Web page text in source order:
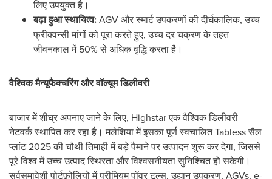
लिए उपयुक्त है।
बढ़ा हुआ स्थायित्व:AGV और स्मार्ट उपकरणों की दीर्घकालिक, उच्च
फ्रीक्वन्सी मांगों को पूरा करते हुए, उच्च दर चक्रण के तहत
जीवनकाल में 50% से अधिक वृद्धि करता है।
वैश्विक मैन्यूफैक्चरिंग और वॉल्यूम डिलीवरी
बाजार में शीघ्र अपनाए जाने के लिए, Highstar एक वैश्विक डिलीवरी
नेटवर्क स्थापित कर रहा है। मलेशिया में इसका पूर्ण स्वचालित Tabless सैल
प्लांट 2025 की चौथी तिमाही में बड़े पैमाने पर उत्पादन शुरू कर देगा, जिससे
पूरे विश्व में उच्च उत्पाद स्थिरता और विश्वसनीयता सुनिश्चित हो सकेगी।
सर्वसमावेशी पोर्टफ़ोलियो में प्रीमियम पॉवर टूल्स, उद्यान उपकरण, AGVs, e-